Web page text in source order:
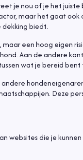
je nou of je het
maar het gaat
biedt.
een hoog eigen
Aan de andere
wat je bereid
Deze
websites die je